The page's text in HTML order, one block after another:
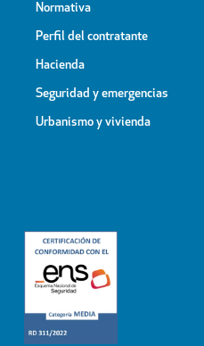
Normativa
Perfil del contratante
Hacienda
Seguridad y emergencias
Urbanismo y vivienda